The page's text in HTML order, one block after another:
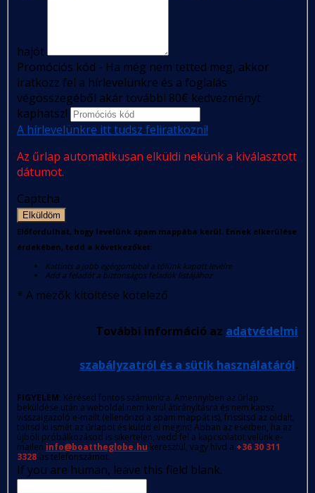
hajót
Promóciós kód - Ha még nem tetted meg, akkor
iratkozz fel a hírlevelünkre és a foglalás
végösszegéből akár további 80€ kedvezményt
kaphatsz!
A hírlevelünkre itt tudsz feliratkozni!
Az űrlap automatikusan elküldi nekünk a kiválasztott
dátumot.
Captcha
Elküldöm
Előfordulhat, hogy levelünk spam mappába kerül. Ennek elkerülése
érdekében, tedd a következőket:
Kattints a jobb egérgombbal a tőlünk kapott levélre
Add a feladót a biztonságos feladók listájához
* A mezők kitöltése kötelező
További információ az adatvédelmi
szabályzatról és a sütik használatáról.
FIGYELEM: Kérésed fontos számunkra. Amennyiben az űrlap
beküldése után a weboldal nem kerül átirányításra és nem kapsz
visszaigazoló e-mailt (ellenőrizd a spam mappát is), frissítsd az oldalt,
töltsd ki ismét az űrlapot és küldd el megint! Abban az esetben, ha az
újbóli próbálkozásod is sikertelen, vedd fel a kapcsolatot velünk e-
mailen info@boattheglobe.hu keresztül, vagy hívd a +36 30 311
3328-as telefonszámot.
If you are human, leave this field blank.